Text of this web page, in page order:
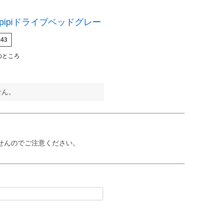
ドライブベッドグレー
ところ
。
のでご注意ください。